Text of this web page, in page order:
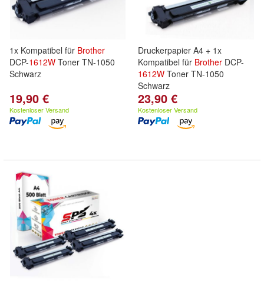
1x Kompatibel für Brother
DCP-1612W Toner TN-1050
Schwarz
19,90 €
Kostenloser Versand
Druckerpapier A4 + 1x
Kompatibel für Brother DCP-
1612W Toner TN-1050
Schwarz
23,90 €
Kostenloser Versand